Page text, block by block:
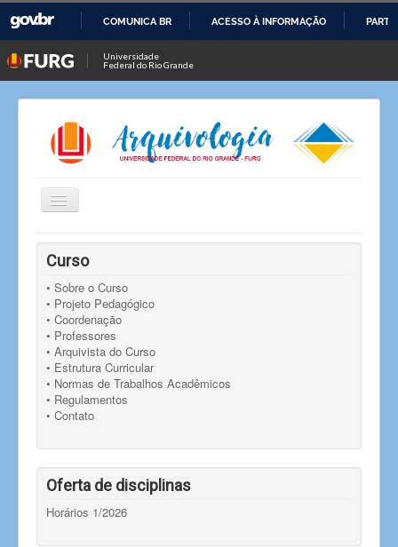
O
CONTEÚDO
COMUNICA BR ACESSO À INFORMAÇÃO
Universidade
Federal do Rio Grande
Alternar
Navegação
Você está aqui:
Curso
• Sobre o Curso
• Projeto Pedagógico
• Coordenação
• Professores
• Arquivista do Curso
• Estrutura Curricular
• Normas de Trabalhos Acadêmicos
• Regulamentos
• Contato
Oferta de disciplinas
Horários 1/2026